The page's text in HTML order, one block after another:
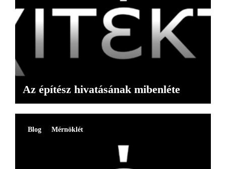
Az építész hivatásának mibenléte
Blog Mérnöklét